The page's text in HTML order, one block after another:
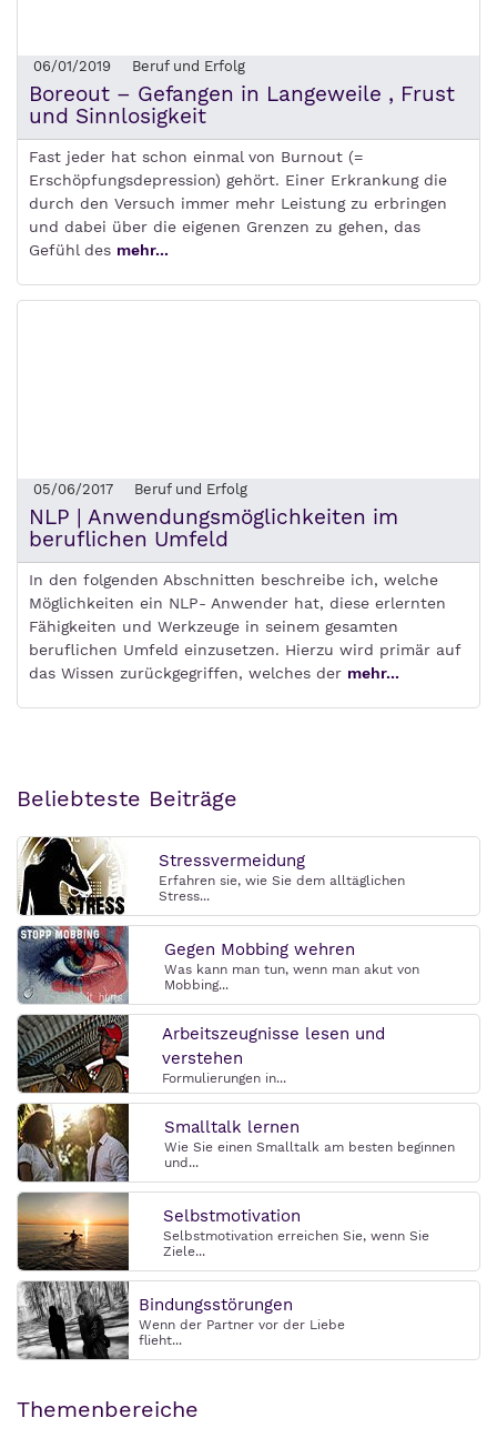
06/01/2019 Beruf und Erfolg
Boreout – Gefangen in Langeweile , Frust
und Sinnlosigkeit
Fast jeder hat schon einmal von Burnout (=
Erschöpfungsdepression) gehört. Einer Erkrankung die
durch den Versuch immer mehr Leistung zu erbringen
und dabei über die eigenen Grenzen zu gehen, das
Gefühl des mehr...
05/06/2017 Beruf und Erfolg
NLP | Anwendungsmöglichkeiten im
beruflichen Umfeld
In den folgenden Abschnitten beschreibe ich, welche
Möglichkeiten ein NLP- Anwender hat, diese erlernten
Fähigkeiten und Werkzeuge in seinem gesamten
beruflichen Umfeld einzusetzen. Hierzu wird primär auf
das Wissen zurückgegriffen, welches der mehr...
Beliebteste Beiträge
Stressvermeidung
Erfahren sie, wie Sie dem alltäglichen
Stress...
Gegen Mobbing wehren
Was kann man tun, wenn man akut von
Mobbing...
Arbeitszeugnisse lesen und
verstehen
Formulierungen in...
Smalltalk lernen
Wie Sie einen Smalltalk am besten beginnen
und...
Selbstmotivation
Selbstmotivation erreichen Sie, wenn Sie
Ziele...
Bindungsstörungen
Wenn der Partner vor der Liebe
flieht...
Themenbereiche